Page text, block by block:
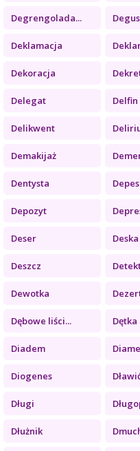
Degrengolada...
Deklamacja
Dekoracja
Delegat Delfin
Delikwent
Demakijaż
Dentysta
Depozyt
Deser Deska
Deszcz
Dewotka
Dębowe liści... Dętka
Diadem
Diogenes
Długi
Dłużnik